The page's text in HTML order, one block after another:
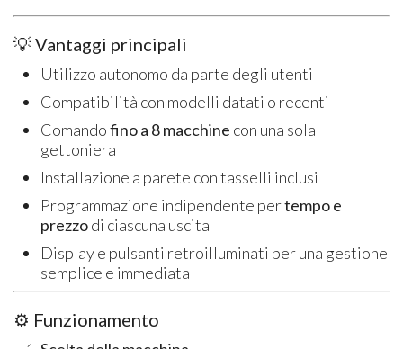
💡 Vantaggi principali
Utilizzo autonomo da parte degli utenti
Compatibilità con modelli datati o recenti
Comandofino a 8 macchine con una sola
gettoniera
Installazione a parete con tasselli inclusi
Programmazione indipendente pertempo e
prezzodi ciascuna uscita
Display e pulsanti retroilluminati per una gestione
semplice e immediata
⚙️ Funzionamento